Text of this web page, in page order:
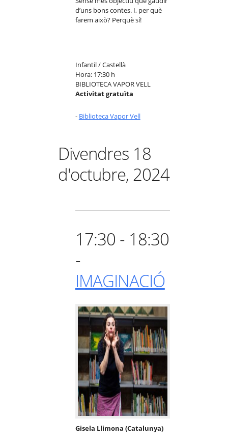
d’uns bons contes. I, per què
farem això? Perquè sí!
Infantil / Castellà
Hora: 17:30 h
BIBLIOTECA VAPOR VELL
Activitat gratuïta
- Biblioteca Vapor Vell
Divendres 18
d'octubre, 2024
17:30 - 18:30
-
IMAGINACIÓ
Gisela Llimona (Catalunya)